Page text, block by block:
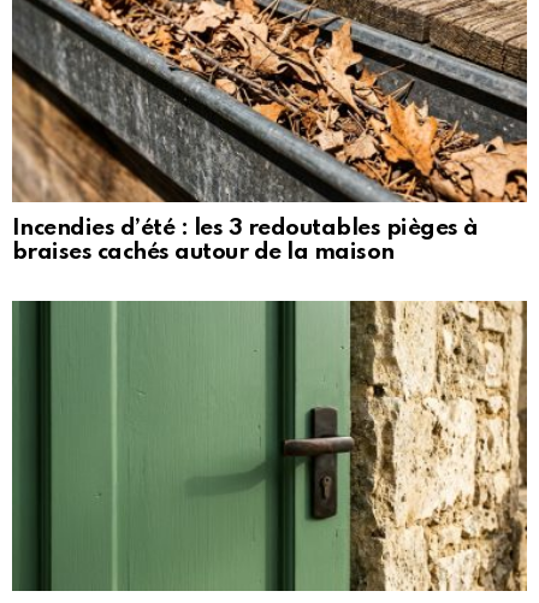
Incendies d’été : les 3 redoutables pièges à
braises cachés autour de la maison